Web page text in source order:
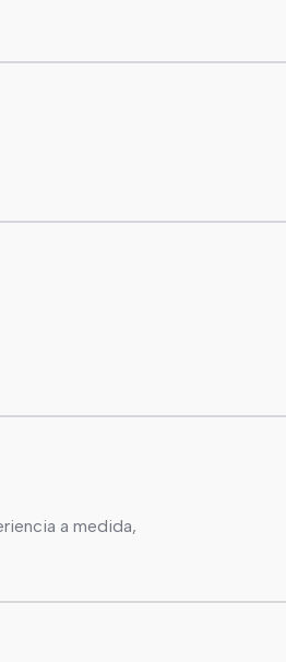
a medida,